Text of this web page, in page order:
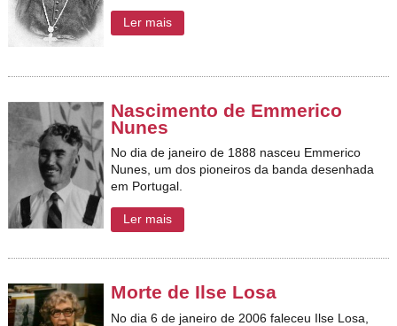
Ler mais
Nascimento de Emmerico
Nunes
No dia de janeiro de 1888 nasceu Emmerico
Nunes, um dos pioneiros da banda desenhada
em Portugal.
Ler mais
Morte de Ilse Losa
No dia 6 de janeiro de 2006faleceu Ilse Losa,